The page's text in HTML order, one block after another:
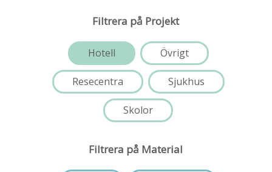
Filtrera på Projekt
Hotell Övrigt
Resecentra Sjukhus
Skolor
Filtrera på Material